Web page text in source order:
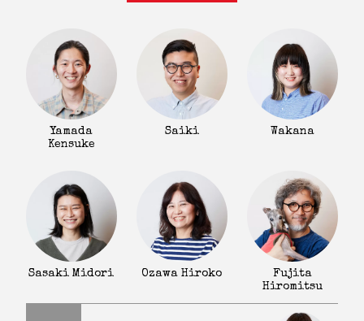
Yamada
Kensuke
Saiki Wakana
Sasaki Midori Ozawa Hiroko
Fujita
Hiromitsu